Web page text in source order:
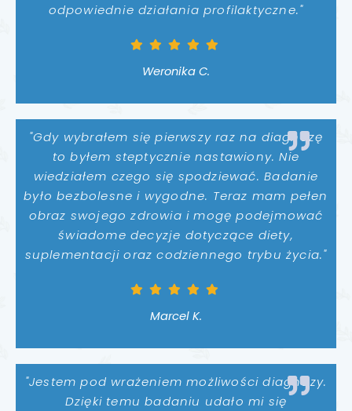
odpowiednie działania profilaktyczne."
Weronika C.
"Gdy wybrałem się pierwszy raz na diagnozę
to byłem steptycznie nastawiony. Nie
wiedziałem czego się spodziewać. Badanie
było bezbolesne i wygodne. Teraz mam pełen
obraz swojego zdrowia i mogę podejmować
świadome decyzje dotyczące diety,
suplementacji oraz codziennego trybu życia."
Marcel K.
"Jestem pod wrażeniem możliwości diagnozy.
Dzięki temu badaniu udało mi się